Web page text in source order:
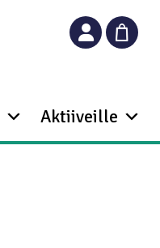
Aktiiveille